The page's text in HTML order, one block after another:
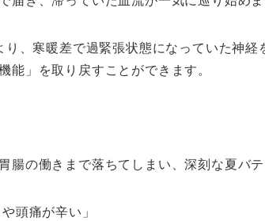
り、寒暖差で過緊張状態になっていた神
能」を取り戻すことができます。
腸の働きまで落ちてしまい、深刻な夏バ
頭痛が辛い」